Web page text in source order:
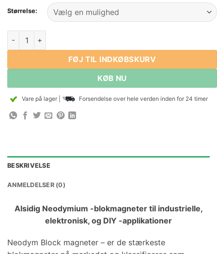
Størrelse:
Neodymium Rare Earth Block Magnets Længde fra 60 mm til
FØJ TIL INDKØBSKURV
KØB NU
Vare på lager Forsendelse over hele verden inden for 24 timer
BESKRIVELSE
ANMELDELSER (0)
Alsidig Neodymium -blokmagneter til industrielle,
elektronisk, og DIY -applikationer
Neodym Block magneter – er de stærkeste